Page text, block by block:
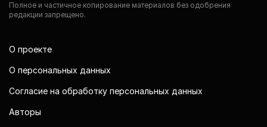
Полное и частичное копирование материалов без одобрения
редакции запрещено.
О проекте
О персональных данных
Согласие на обработку персональных данных
Авторы